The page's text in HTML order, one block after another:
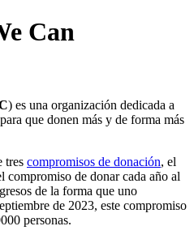
Can
) es una organización dedicada a
que donen más y de forma más
tres compromisos de donación, el
compromiso de donar cada año al
de la forma que uno
de 2023, este compromiso
personas.